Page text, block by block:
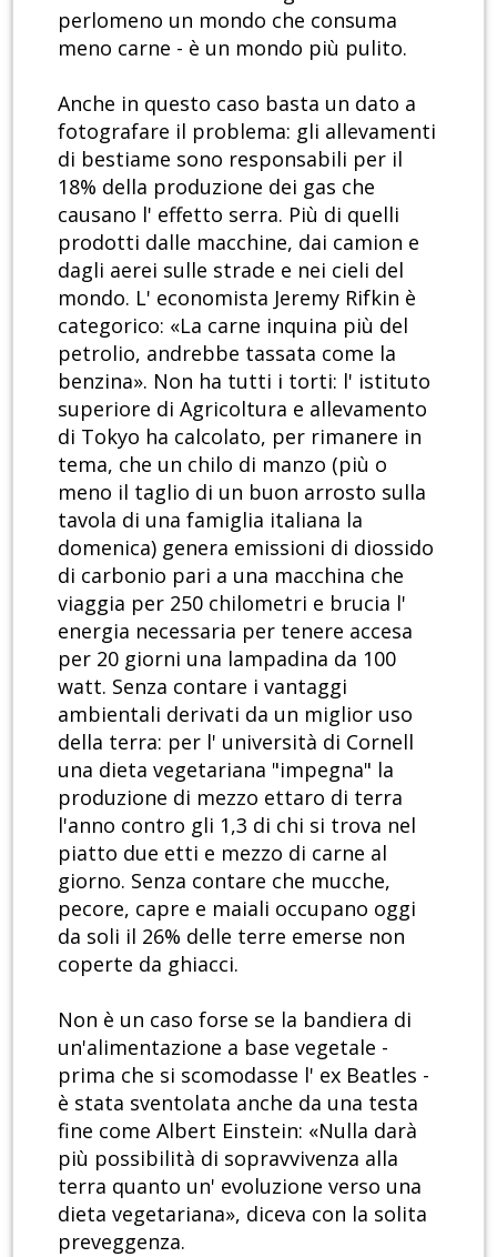
perlomeno un mondo che consuma
meno carne - è un mondo più pulito.
Anche in questo caso basta un dato a
fotografare il problema: gli allevamenti
di bestiame sono responsabili per il
18% della produzione dei gas che
causano l' effetto serra. Più di quelli
prodotti dalle macchine, dai camion e
dagli aerei sulle strade e nei cieli del
mondo. L' economista Jeremy Rifkin è
categorico: «La carne inquina più del
petrolio, andrebbe tassata come la
benzina». Non ha tutti i torti: l' istituto
superiore di Agricoltura e allevamento
di Tokyo ha calcolato, per rimanere in
tema, che un chilo di manzo (più o
meno il taglio di un buon arrosto sulla
tavola di una famiglia italiana la
domenica) genera emissioni di diossido
di carbonio pari a una macchina che
viaggia per 250 chilometri e brucia l'
energia necessaria per tenere accesa
per 20 giorni una lampadina da 100
watt. Senza contare i vantaggi
ambientali derivati da un miglior uso
della terra: per l' università di Cornell
una dieta vegetariana "impegna" la
produzione di mezzo ettaro di terra
l'anno contro gli 1,3 di chi si trova nel
piatto due etti e mezzo di carne al
giorno. Senza contare che mucche,
pecore, capre e maiali occupano oggi
da soli il 26% delle terre emerse non
coperte da ghiacci.
Non è un caso forse se la bandiera di
un'alimentazione a base vegetale -
prima che si scomodasse l' ex Beatles -
è stata sventolata anche da una testa
fine come Albert Einstein: «Nulla darà
più possibilità di sopravvivenza alla
terra quanto un' evoluzione verso una
dieta vegetariana», diceva con la solita
preveggenza.